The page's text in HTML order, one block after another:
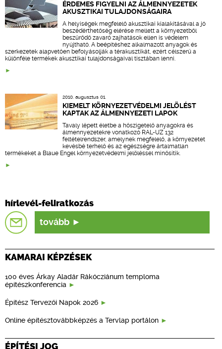
ÉRDEMES FIGYELNI AZ ÁLMENNYEZETEK
AKUSZTIKAI TULAJDONSÁGAIRA
A helyiségek megfelelő akusztikai kialakításával a jó
beszédérthetőség elérése mellett a környezetből
beszűrődő zavaró zajhatások ellen is védelem
nyújtható. A beépítéshez alkalmazott anyagok és
szerkezetek alapvetően befolyásolják a térakusztikát, ezért célszerű a
különféle termékek akusztikai tulajdonságaival tisztában lenni.
2010. augusztus 01.
KIEMELT KÖRNYEZETVÉDELMI JELÖLÉST
KAPTAK AZ ÁLMENNYEZETI LAPOK
Tavaly lépett életbe a hőszigetelő anyagokra és
álmennyezetekre vonatkozó RAL-UZ 132
feltételrendszer, amelynek megfelelő, a környezetet
kevésbé terhelő és az egészségre ártalmatlan
termékeket a Blaue Engel környezetvédelmi jelöléssel minősítik.
hírlevél-feliratkozás
tovább
KAMARAI KÉPZÉSEK
100 éves Árkay Aladár Rákócziánum temploma
építészkonferencia
Építész Tervezői Napok 2026
Online építésztovábbképzés a Tervlap portálon
ÉPÍTÉSI JOG